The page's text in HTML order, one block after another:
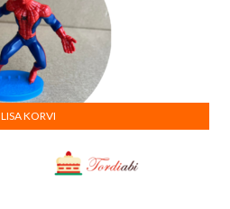
LISA KORVI